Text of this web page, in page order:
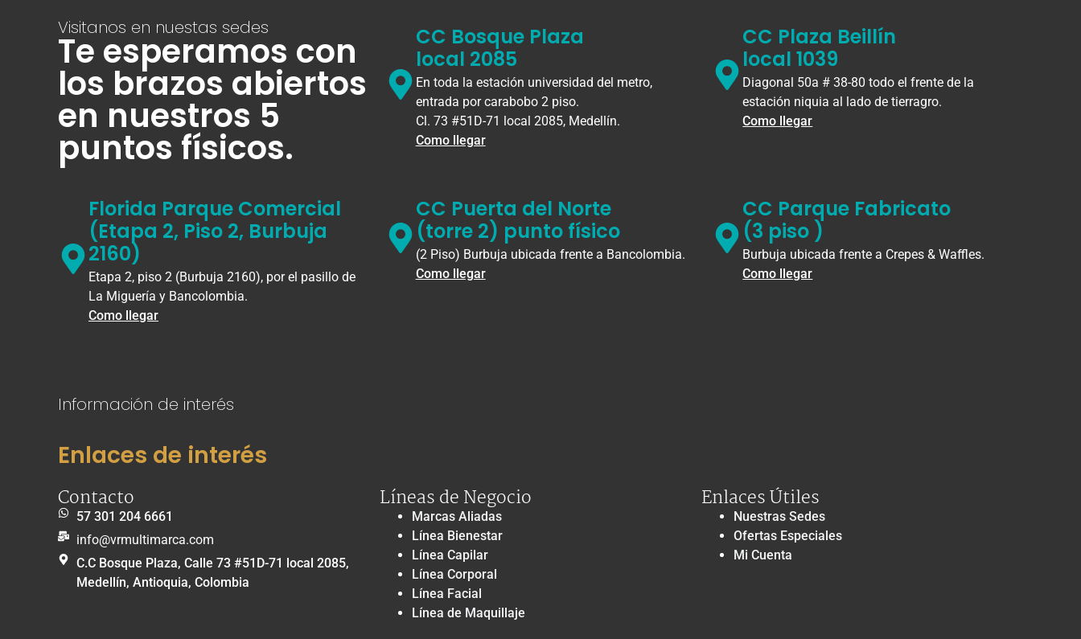
Visitanos en nuestas sedes
Te esperamos con
los brazos abiertos
en nuestros 5
puntos físicos.
CC Bosque Plaza
local 2085
En toda la estación universidad del metro,
entrada por carabobo 2 piso.
Cl. 73 #51D-71 local 2085, Medellín.
Como llegar
CC Plaza Beillín
local 1039
Diagonal 50a # 38-80 todo el frente de la
estación niquia al lado de tierragro.
Como llegar
Florida Parque Comercial
(Etapa 2, Piso 2, Burbuja
2160)
Etapa 2, piso 2 (Burbuja 2160), por el pasillo de
La Miguería y Bancolombia.
Como llegar
CC Puerta del Norte
(torre 2) punto físico
(2 Piso) Burbuja ubicada frente a Bancolombia.
Como llegar
CC Parque Fabricato
(3 piso )
Burbuja ubicada frente a Crepes & Waffles.
Como llegar
Información de interés
Enlaces de interés
Contacto
57 301 204 6661
info@vrmultimarca.com
C.C Bosque Plaza, Calle 73 #51D-71 local 2085,
Medellín, Antioquia, Colombia
Líneas de Negocio
Marcas Aliadas
Línea Bienestar
Línea Capilar
Línea Corporal
Línea Facial
Línea de Maquillaje
Enlaces Útiles
Nuestras Sedes
Ofertas Especiales
Mi Cuenta